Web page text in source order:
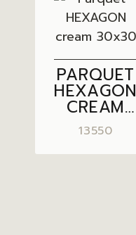
PARQUET
HEXAGON
CREAM
30×30
13550